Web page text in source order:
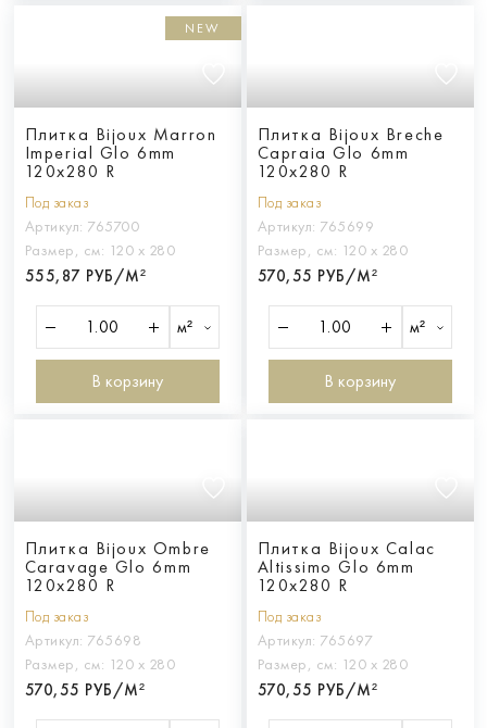
NEW
Плитка Bijoux Marron
Imperial Glo 6mm
120x280 R
Под заказ
Артикул: 765700
Размер, см: 120 х 280
555,87 РУБ/М²
м²
В корзину
Плитка Bijoux Breche
Capraia Glo 6mm
120x280 R
Под заказ
Артикул: 765699
Размер, см: 120 х 280
570,55 РУБ/М²
м²
В корзину
Плитка Bijoux Ombre
Caravage Glo 6mm
120x280 R
Под заказ
Артикул: 765698
Размер, см: 120 х 280
570,55 РУБ/М²
Плитка Bijoux Calac
Altissimo Glo 6mm
120x280 R
Под заказ
Артикул: 765697
Размер, см: 120 х 280
570,55 РУБ/М²